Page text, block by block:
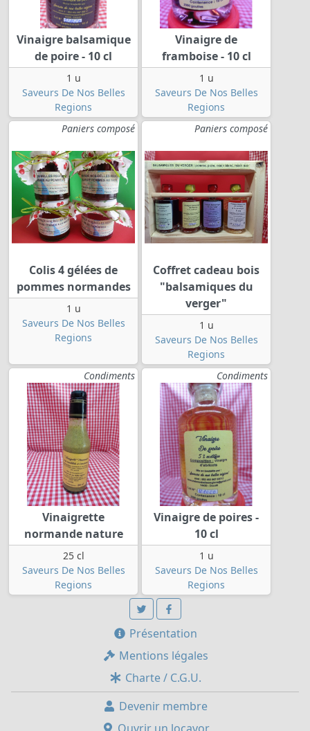
Vinaigre balsamique
de poire - 10 cl
1 u
Saveurs De Nos Belles
Regions
Vinaigre de
framboise - 10 cl
1 u
Saveurs De Nos Belles
Regions
Paniers composé
Colis 4 gélées de
pommes normandes
1 u
Saveurs De Nos Belles
Regions
Paniers composé
Coffret cadeau bois
"balsamiques du
verger"
1 u
Saveurs De Nos Belles
Regions
Condiments
Vinaigrette
normande nature
25 cl
Saveurs De Nos Belles
Regions
Condiments
Vinaigre de poires -
10 cl
1 u
Saveurs De Nos Belles
Regions
Présentation
Mentions légales
Charte / C.G.U.
Devenir membre